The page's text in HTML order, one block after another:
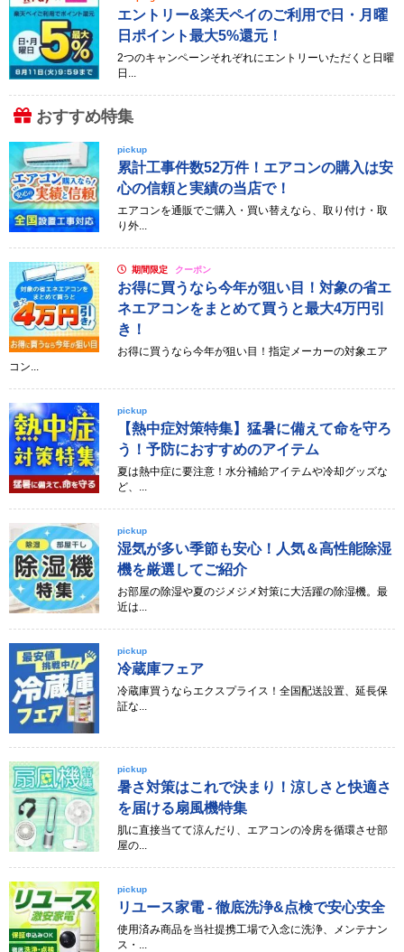
エントリー&楽天ペイのご利用で日・月曜
日ポイント最大5%還元！
2つのキャンペーンそれぞれにエントリーいただくと日曜
日...
おすすめ特集
pickup
累計工事件数52万件！エアコンの購入は安
心の信頼と実績の当店で！
エアコンを通販でご購入・買い替えなら、取り付け・取
り外...
期間限定 クーポン
お得に買うなら今年が狙い目！対象の省エ
ネエアコンをまとめて買うと最大4万円引
き！
お得に買うなら今年が狙い目！指定メーカーの対象エア
コン...
pickup
【熱中症対策特集】猛暑に備えて命を守ろ
う！予防におすすめのアイテム
夏は熱中症に要注意！水分補給アイテムや冷却グッズな
ど、...
pickup
湿気が多い季節も安心！人気＆高性能除湿
機を厳選してご紹介
お部屋の除湿や夏のジメジメ対策に大活躍の除湿機。最
近は...
pickup
冷蔵庫フェア
冷蔵庫買うならエクスプライス！全国配送設置、延長保
証な...
pickup
暑さ対策はこれで決まり！涼しさと快適さ
を届ける扇風機特集
肌に直接当てて涼んだり、エアコンの冷房を循環させ部
屋の...
pickup
リユース家電 - 徹底洗浄&点検で安心安全
使用済み商品を当社提携工場で入念に洗浄、メンテナン
ス・...